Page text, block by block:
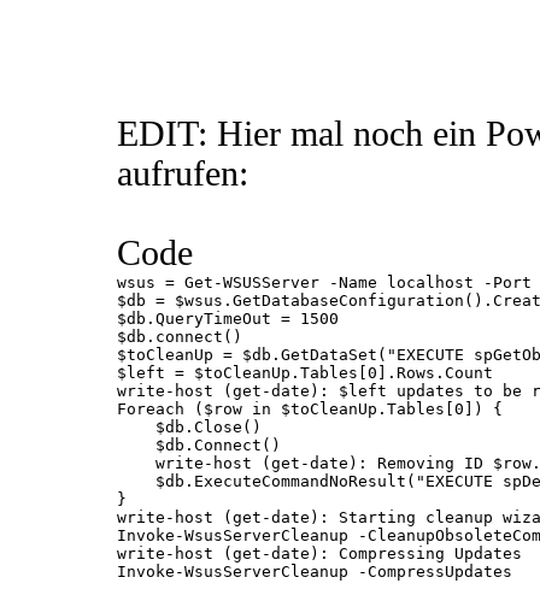
EDIT: Hier mal noch ein
aufrufen:
Code
wsus = Get-WSUSServer -Name localhost -Port
$db =
$db.QueryTimeOut = 1500
$db.connect()
$toCleanUp = $db.GetDataSet("EXECUTE
$left = $toCleanUp.Tables[0].Rows.Count
write-host (get-date): $left updates to be
Foreach ($row in $toCleanUp.Tables[0]) {
    $db.Close()
    $db.Connect()
write-host (get-date): Removing ID
$db.ExecuteCommandNoResult("EXECUTE
}
write-host (get-date): Starting cleanup
Invoke-WsusServerCleanup -
write-host (get-date): Compressing Updates
Invoke-WsusServerCleanup -CompressUpdates